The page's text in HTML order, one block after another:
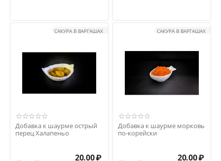
САКУРА В ВАРГАШАХ
Добавка к шаурме острый
перец Халапеньо
20.00₽
САКУРА В ВАРГАШАХ
Добавка к шаурме морковь
по-корейски
20.00₽